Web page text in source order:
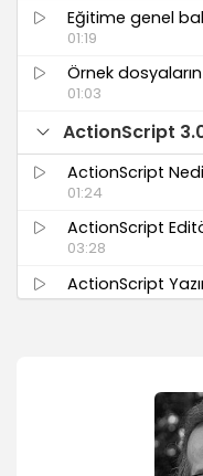
Eğitime genel
01:19
Örnek dosyaların
01:03
ActionScript
ActionScript
01:24
ActionScript
03:28
ActionScript
01:40
Sembol özellikleri